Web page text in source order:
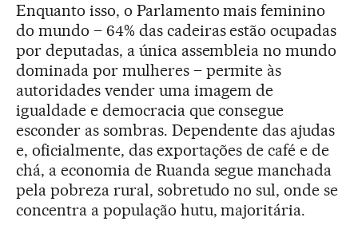
Enquanto isso, o Parlamento mais feminino
do mundo – 64% das cadeiras estão ocupadas
por deputadas, a única assembleia no mundo
dominada por mulheres – permite às
autoridades vender uma imagem de
igualdade e democracia que consegue
esconder as sombras. Dependente das ajudas
e, oficialmente, das exportações de café e de
chá, a economia de Ruanda segue manchada
pela pobreza rural, sobretudo no sul, onde se
concentra a população hutu, majoritária.